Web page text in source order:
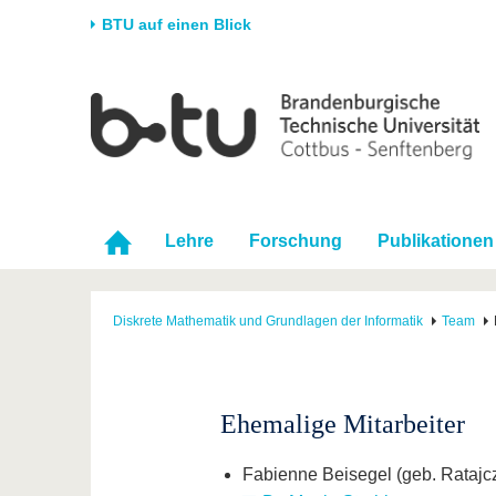
BTU auf einen Blick
Universität
Karriere & Engagement
Partnerschaften &
Strukturwandel
Forschung
Förderung
Wissenschaftlicher
Nachwuchs
Im
Lehre Forschung Publikationen
Diskrete Mathematik und Grundlagen der Informatik Team
Ehemalige Mitarbeiter
Fabienne Beisegel (geb.